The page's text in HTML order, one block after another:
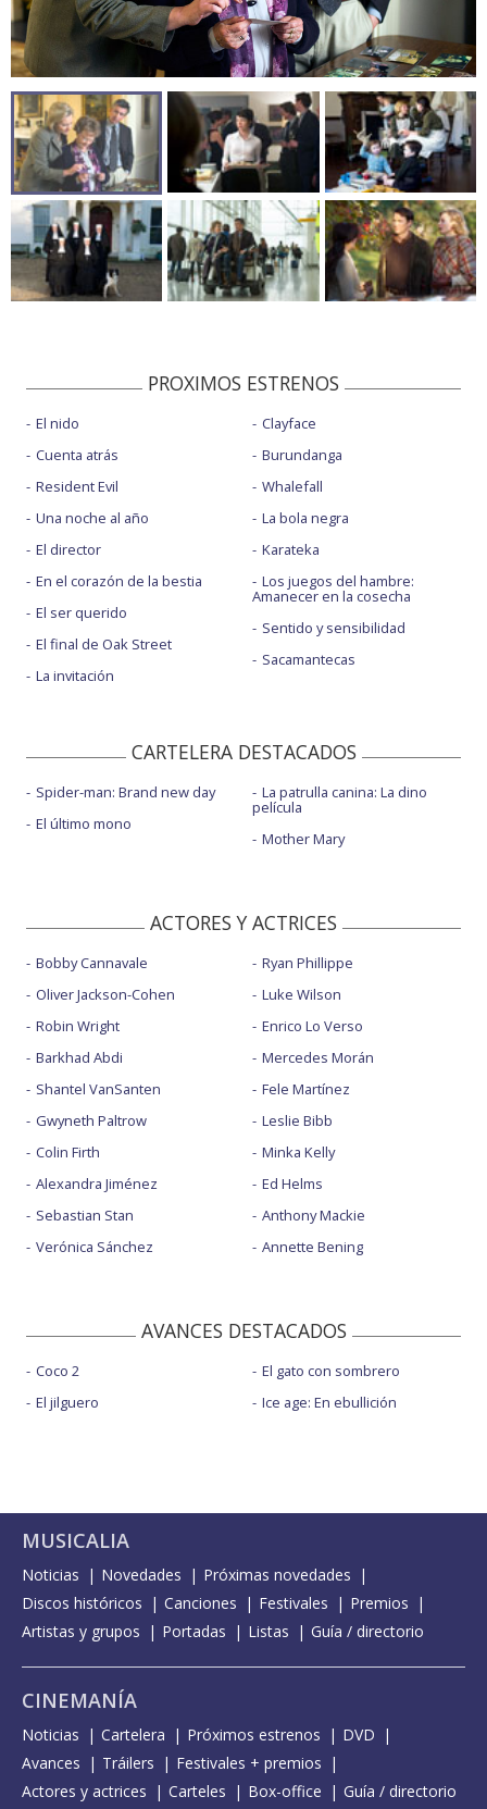
PROXIMOS ESTRENOS
El nido
Cuenta atrás
Resident Evil
Una noche al año
El director
En el corazón de la bestia
El ser querido
El final de Oak Street
La invitación
Clayface
Burundanga
Whalefall
La bola negra
Karateka
Los juegos del hambre:
Amanecer en la cosecha
Sentido y sensibilidad
Sacamantecas
CARTELERA DESTACADOS
Spider-man: Brand new day
El último mono
La patrulla canina: La dino
película
Mother Mary
ACTORES Y ACTRICES
Bobby Cannavale
Oliver Jackson-Cohen
Robin Wright
Barkhad Abdi
Shantel VanSanten
Gwyneth Paltrow
Colin Firth
Alexandra Jiménez
Sebastian Stan
Verónica Sánchez
Ryan Phillippe
Luke Wilson
Enrico Lo Verso
Mercedes Morán
Fele Martínez
Leslie Bibb
Minka Kelly
Ed Helms
Anthony Mackie
Annette Bening
AVANCES DESTACADOS
Coco 2
El jilguero
El gato con sombrero
Ice age: En ebullición
MUSICALIA
Noticias Novedades
Próximas novedades
Discos históricos
Canciones Festivales
Premios
Artistas y grupos
Portadas Listas Guía / directorio
CINEMANÍA
Noticias Cartelera Próximos estrenos
DVD
Avances
Tráilers
Festivales + premios
Actores y actrices
Carteles Box-office Guía / directorio